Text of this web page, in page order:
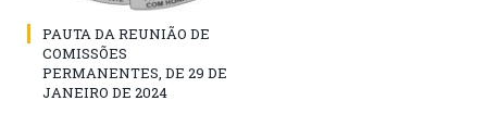
PAUTA DA REUNIÃO DE
COMISSÕES
PERMANENTES, DE 29 DE
JANEIRO DE 2024